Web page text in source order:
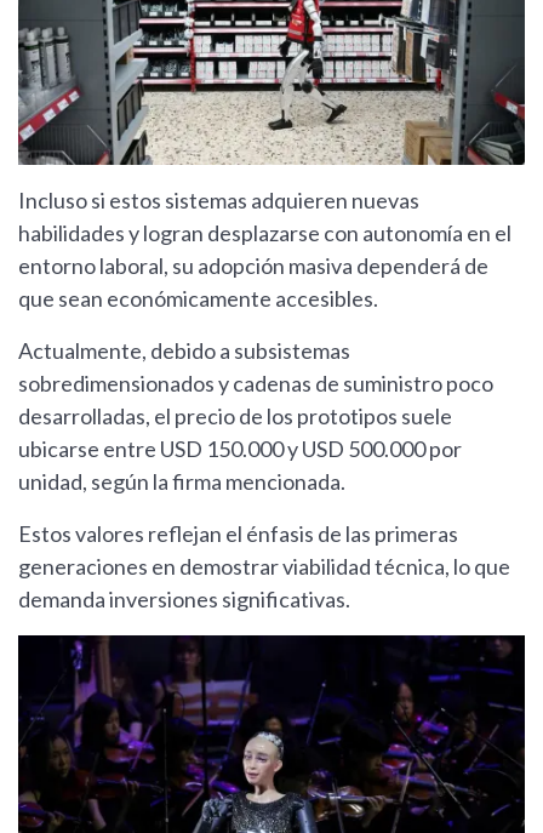
Incluso si estos sistemas adquieren nuevas
habilidades y logran desplazarse con autonomía en el
entorno laboral, su adopción masiva dependerá de
que sean económicamente accesibles.
Actualmente, debido a subsistemas
sobredimensionados y cadenas de suministro poco
desarrolladas, el precio de los prototipos suele
ubicarse entre USD 150.000 y USD 500.000 por
unidad, según la firma mencionada.
Estos valores reflejan el énfasis de las primeras
generaciones en demostrar viabilidad técnica, lo que
demanda inversiones significativas.